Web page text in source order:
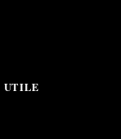
UTILE